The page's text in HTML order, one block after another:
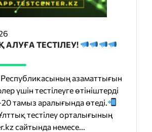
АЛУҒА ТЕСТІЛЕУ!
Республикасының азаматтығын
үшін тестілеуге өтініштерді
тамыз аралығында өтеді.
тестілеу орталығының
сайтында немесе...